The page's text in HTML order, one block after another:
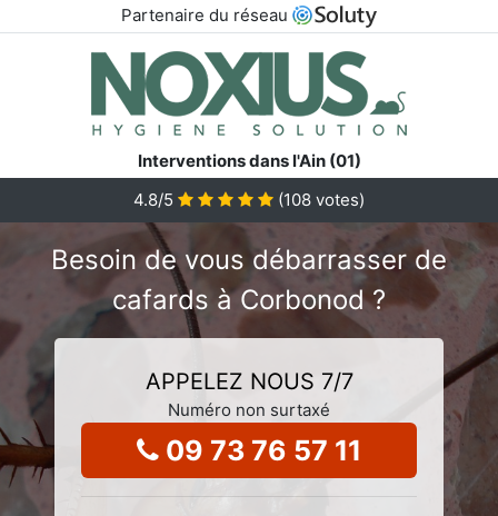
Partenaire du réseau
Interventions dans l'Ain (01)
4.8/5 (108 votes)
Besoin de vous débarrasser de
cafards à Corbonod ?
APPELEZ NOUS 7/7
Numéro non surtaxé
09 73 76 57 11